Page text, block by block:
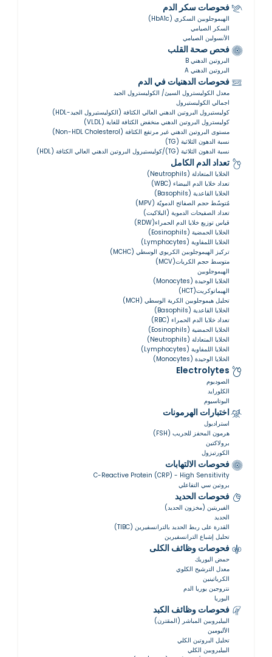
فحوصات سكر الدم
الهيموجلوبين السكري (HbA1c)
السكر الصيامي
الأنسولين الصيامي
فحص صحة القلب
البروتين الدهني B
البروتين الدهني A
فحوصات الدهنيات في الدم
معدل الكوليسترول السيئ/ الكوليسترول الجيد
اجمالي الكوليستيرول
كوليستيرول البروتين الدهني العالي الكثافة (الكوليستيرول الجيد-HDL)
كوليسترول البروتين الدهني منخفض الكثافة للغاية (VLDL)
مستوى البروتين الدهني غير مرتفع الكثافة (Non-HDL Cholesterol)
نسبة الدهون الثلاثية (TG)
نسبة الدهون الثلاثية (TG)/كوليستيرول البروتين الدهني العالي الكثافة (HDL)
تعداد الدم الكامل
الخلايا المتعادلة (Neutrophils)
تعداد خلايا الدم البيضاء (WBC)
الخلايا القاعدية (Basophils)
مُتوسّط ​​حجم الصفائح الدمويّة (MPV)
تعداد الصفيحات الدموية (البلاكيت)
قياس توزيع خلايا الدم الحمراء(RDW)
الخلايا الحمضية (Eosinophils)
الخلايا اللمفاوية (Lymphocytes)
تركيز الهيموجلوبين الكريوي الوسطي (MCHC)
متوسط حجم الكريات(MCV)
الهيموجلوبين
الخلايا الوحيدة (Monocytes)
الهيماتوكريت(HCT)
تحليل هيموجلوبين الكرية الوسطي (MCH)
الخلايا القاعدية (Basophils)
تعداد خلايا الدم الحمراء (RBC)
الخلايا الحمضية (Eosinophils)
الخلايا المتعادلة (Neutrophils)
الخلايا اللمفاوية (Lymphocytes)
الخلايا الوحيدة (Monocytes)
Electrolytes
الصوديوم
الكلورايد
البوتاسيوم
اختبارات الهرمونات
استراديول
هرمون المحفز للجريب (FSH)
برولاكتين
الكورتيزول
فحوصات الالتهابات
C-Reactive Protein (CRP) - High Sensitivity
بروتين سي التفاعلي
فحوصات الحديد
الفيريتين (مخزون الحديد)
الحديد
القدرة على ربط الحديد بالترانسفيرين (TIBC)
تحليل إشباع الترانسفيرين
فحوصات وظائف الكلى
حمض اليوريك
معدل الترشيح الكلوي
الكرياتينين
نتروجين يوريا الدم
اليوريا
فحوصات وظائف الكبد
البيليروبين المباشر (المقترن)
الألبومين
تحليل البروتين الكلي
البيليروبين الكلي